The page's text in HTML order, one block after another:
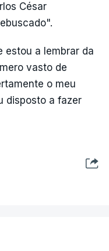
César
estou a lembrar da
vasto de
o meu
disposto a fazer